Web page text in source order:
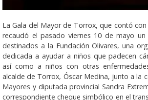
La Gala del Mayor de Torrox, que contó
recaudó el pasado viernes 10 de mayo
destinados a la Fundación Olivares, una
dedicada a ayudar a niños que padecen
así como a niños con otras
alcalde de Torrox, Óscar Medina, junto a la
Mayores y diputada provincial Sandra
correspondiente cheque simbólico en el